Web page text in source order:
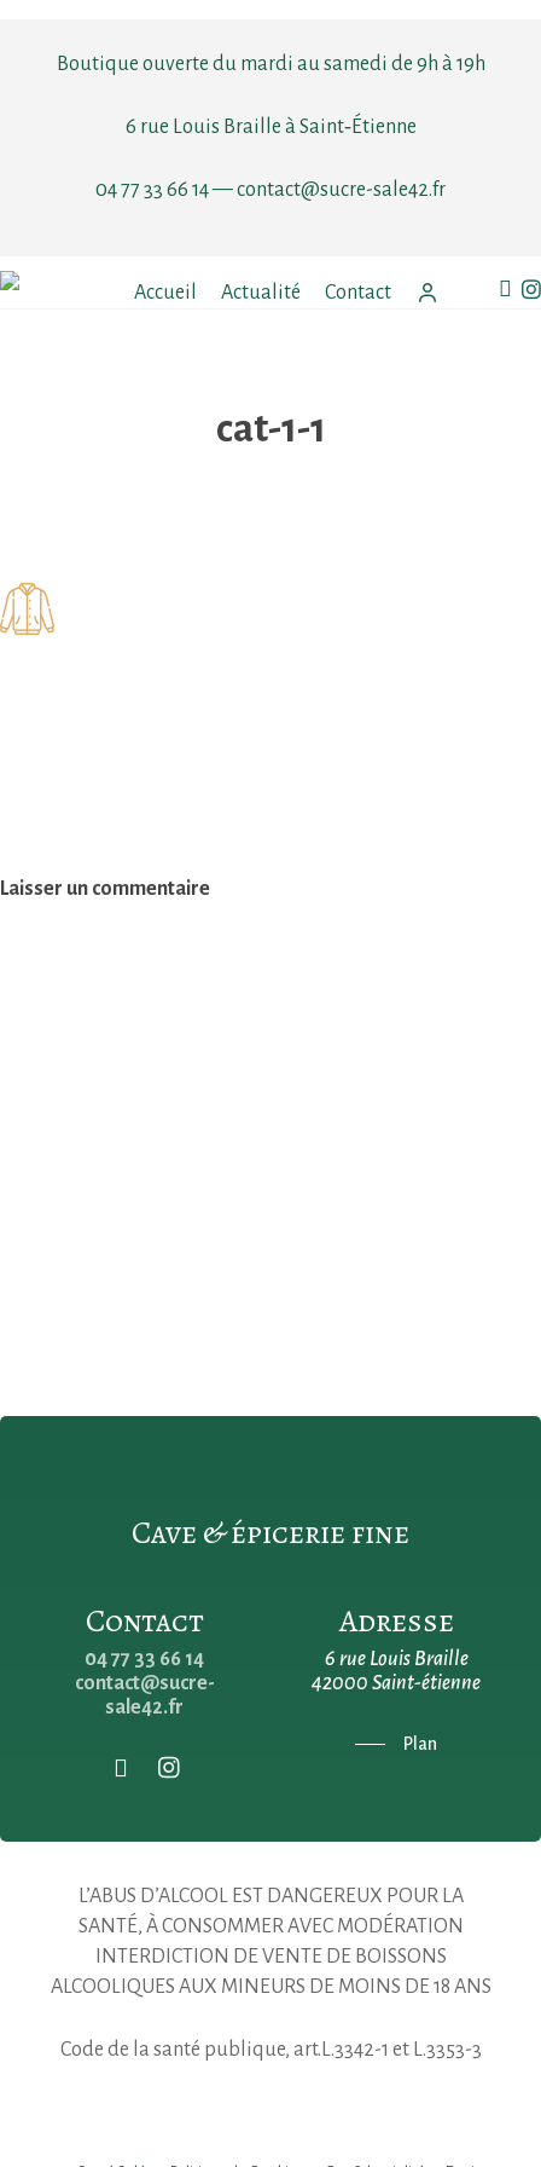
Boutique ouverte du mardi au samedi de 9h à 19h
6 rue Louis Braille à Saint‑Étienne
04 77 33 66 14—contact@sucre-sale42.fr
Accueil Actualité Contact
cat-1-1
Laisser un commentaire
Cave & épicerie fine
Contact
04 77 33 66 14
contact@sucre-
sale42.fr
Adresse
6 rue Louis Braille
42000 Saint-étienne
Plan
L’ABUS D’ALCOOL EST DANGEREUX POUR LA
SANTÉ, À CONSOMMER AVEC MODÉRATION
INTERDICTION DE VENTE DE BOISSONS
ALCOOLIQUES AUX MINEURS DE MOINS DE 18 ANS
Code de la santé publique, art.L.3342-1 et L.3353-3